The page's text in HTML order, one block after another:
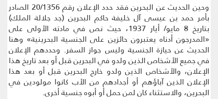
وحين الحديث عن البحرين فقد حدد الإعلان رقم 20/1356 الصادر
بأمر حمد بن عيسى آل خليفة حاكم البحرين (جد جلالة الملك)
بتاريخ 8 مايو/ أيار 1937، حيث نص في مادته الأولى على
«المدرجون أدناه يعتبرون حائزين على الجنسية البحرينية» وهنا
الحديث عن حيازة الجنسية وليس جواز السفر. وحددهم الإعلان
في جميع الأشخاص الذين ولدو في البحرين قبل أو بعد تاريخ هذا
الإعلان، والأشخاص الذين ولدو خارج البحرين قبل أو بعد هذا
الإعلان الذين آباؤهم أو أجدادهم من الأب كانوا مولودين في
البحرين، والاستثناء كان لمن حمل أو أبوه جنسية أخرى.